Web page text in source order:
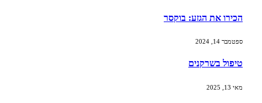
הכירו את הגזע: בוקסר
ספטמבר 14, 2024
טיפול בשרקנים
מאי 13, 2025